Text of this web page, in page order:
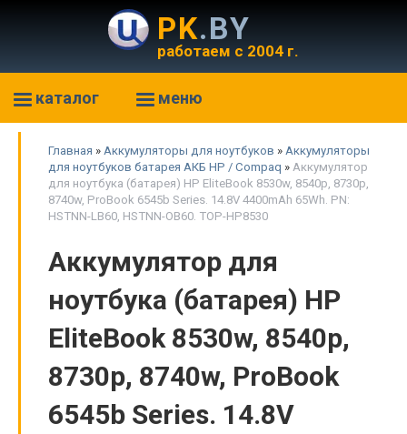
PK.BY
работаем с 2004 г.
каталог меню
Главная » Аккумуляторы для ноутбуков » Аккумуляторы
для ноутбуков батарея АКБ HP / Compaq » Аккумулятор
для ноутбука (батарея) HP EliteBook 8530w, 8540p, 8730p,
8740w, ProBook 6545b Series. 14.8V 4400mAh 65Wh. PN:
HSTNN-LB60, HSTNN-OB60. TOP-HP8530
Аккумулятор для
ноутбука (батарея) HP
EliteBook 8530w, 8540p,
8730p, 8740w, ProBook
6545b Series. 14.8V